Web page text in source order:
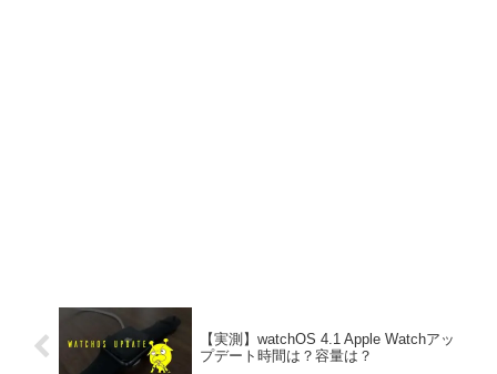
【実測】watchOS 4.1 Apple Watchアッ
プデート時間は？容量は？